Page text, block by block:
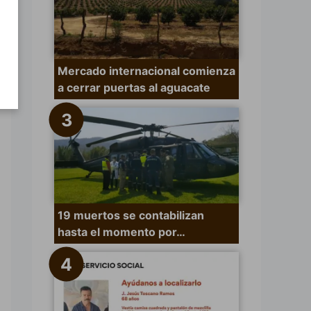
Mercado internacional comienza
a cerrar puertas al aguacate
19 muertos se contabilizan
hasta el momento por…